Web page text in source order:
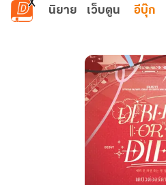
ข้ามไปยังเนื้อหาหลัก
นิยาย เว็บตูน อีบุ๊ก